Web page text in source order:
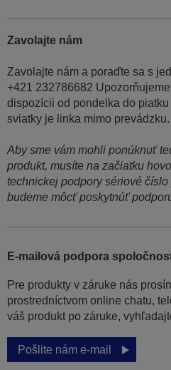
Zavolajte nám
Zavolajte nám a poraďte sa s
+421 232786682
dispozícii od pondelka do
sviatky je linka mimo prevádzku.
Aby sme vám mohli ponúknuť
produkt, musíte na začiatku
technickej podpory sériové
budeme môcť poskytnúť
E-mailová podpora
Pre produkty v záruke nás
prostredníctvom online chatu,
váš produkt po záruke,
Pošlite nám e-mail